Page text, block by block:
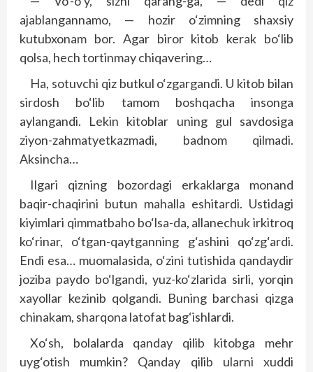
ajablangannamo, — hozir o‘zimning shaxsiy
kutubxonam bor. Agar biror kitob kerak bo‘lib
qolsa, hech tortinmay chiqavering…
Ha, sotuvchi qiz butkul o‘zgargandi. U kitob bilan
sirdosh bo‘lib tamom boshqacha insonga
aylangandi. Lekin kitoblar uning gul savdosiga
ziyon-zahmatyetkazmadi, badnom qilmadi.
Aksincha…
Ilgari qizning bozordagi erkaklarga monand
baqir-chaqirini butun mahalla eshitardi. Ustidagi
kiyimlari qimmatbaho bo‘lsa-da, allanechuk irkitroq
ko‘rinar, o‘tgan-qaytganning g‘ashini qo‘zg‘ardi.
Endi esa… muomalasida, o‘zini tutishida qandaydir
joziba paydo bo‘lgandi, yuz-ko‘zlarida sirli, yorqin
xayollar kezinib qolgandi. Buning barchasi qizga
chinakam, shar­qona latofat bag‘ishlardi.
Xo‘sh, bolalarda qanday qilib kitobga mehr
uyg‘otish mumkin? Qanday qilib ularni xuddi